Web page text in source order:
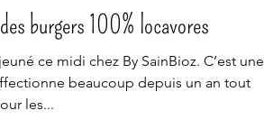
burgers 100% locavores
ce midi chez By SainBioz. C’est une
beaucoup depuis un an tout
les...